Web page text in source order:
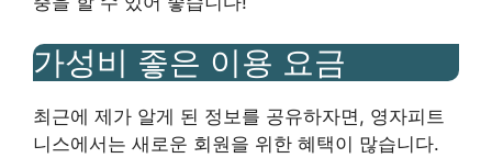
가성비 좋은 이용 요금
최근에 제가 알게 된 정보를 공유하자면, 영자피트
니스에서는 새로운 회원을 위한 혜택이 많습니다.